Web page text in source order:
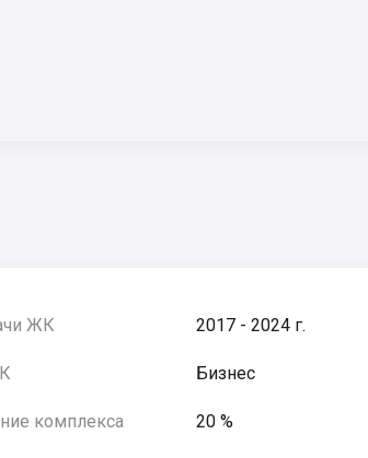
ЖК 2017 - 2024 г.
Бизнес
комплекса 20 %